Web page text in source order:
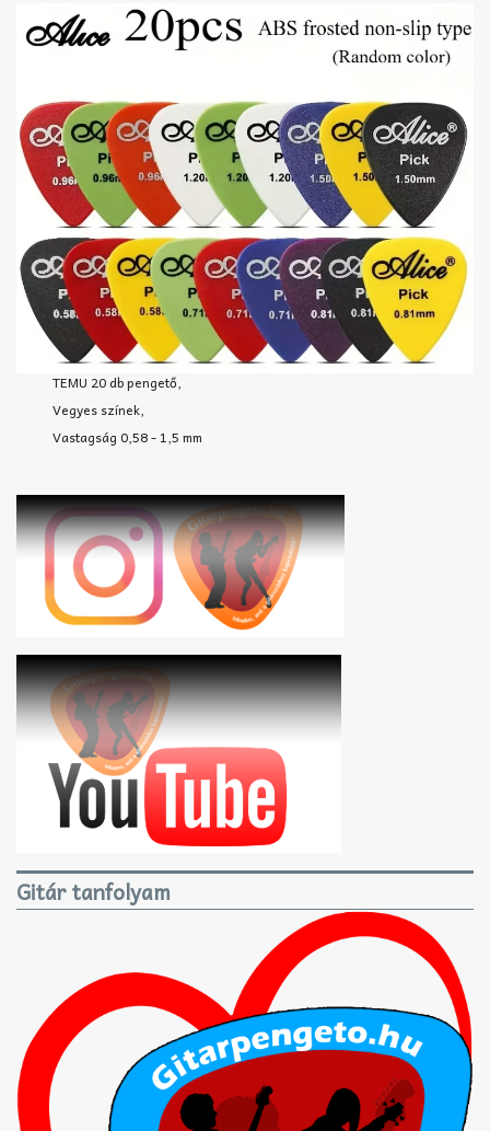
TEMU 20 db pengető,
Vegyes színek,
Vastagság 0,58 - 1,5 mm
Gitár tanfolyam